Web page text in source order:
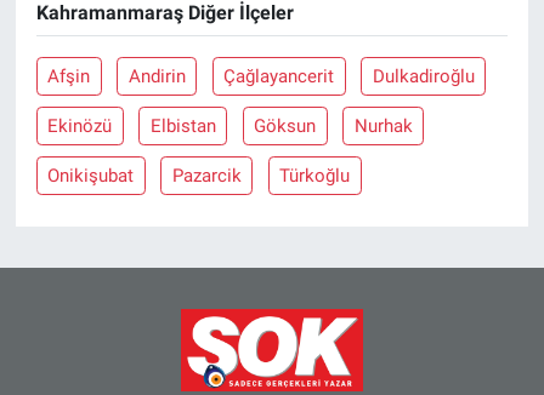
Kahramanmaraş Diğer İlçeler
Afşin Andirin Çağlayancerit Dulkadiroğlu
Ekinözü Elbistan Göksun Nurhak
Onikişubat Pazarcik Türkoğlu